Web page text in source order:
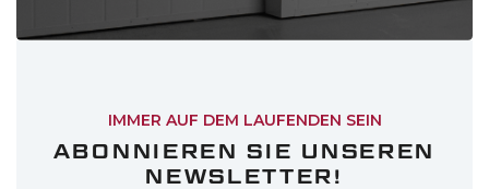
IMMER AUF DEM LAUFENDEN SEIN
ABONNIEREN SIE UNSEREN
NEWSLETTER!